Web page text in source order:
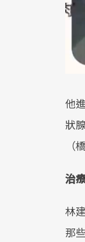
他
狀
（
治
林
那